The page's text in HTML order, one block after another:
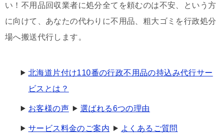
い！不用品回収業者に処分全てを頼むのは不安、という方
に向けて、あなたの代わりに不用品、粗大ゴミを行政処分
場へ搬送代行します。
北海道片付け110番の行政不用品の持込み代行サー
ビスとは？
お客様の声 選ばれる6つの理由
サービス料金のご案内 よくあるご質問